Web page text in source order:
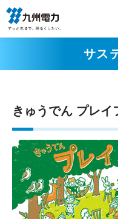
サス
きゅうでん プレイ